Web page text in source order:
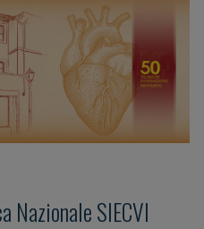
Nazionale SIECVI